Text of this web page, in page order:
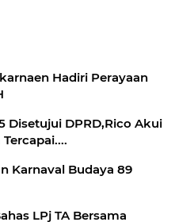
Hadiri Perayaan
Disetujui DPRD,Rico Akui
Karnaval Budaya 89
LPj TA Bersama